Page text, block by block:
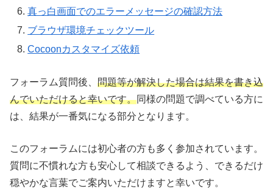
真っ白画面でのエラーメッセージの確認方法
ブラウザ環境チェックツール
Cocoonカスタマイズ依頼
フォーラム質問後、 問題等が解決した場合は結果を書き込
んでいただけると幸いです。同様の問題で調べている方に
は、結果が一番気になる部分となります。
このフォーラムには初心者の方も多く参加されています。
質問に不慣れな方も安心して相談できるよう、できるだけ
穏やかな言葉でご案内いただけますと幸いです。